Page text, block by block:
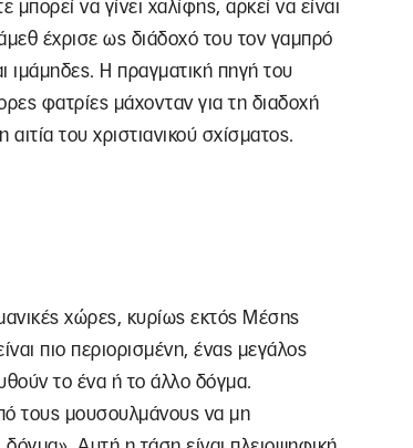
μπορεί να γίνει χαλίφης, αρκεί να είναι
έχρισε ως διάδοχό του τον γαμπρό
ιμάμηδες. Η πραγματική πηγή του
φατρίες μάχονταν για τη διαδοχή
του χριστιανικού σχίσματος.
χώρες, κυρίως εκτός Μέσης
πιο περιορισμένη, ένας μεγάλος
το ένα ή το άλλο δόγμα.
τους μουσουλμάνους να μη